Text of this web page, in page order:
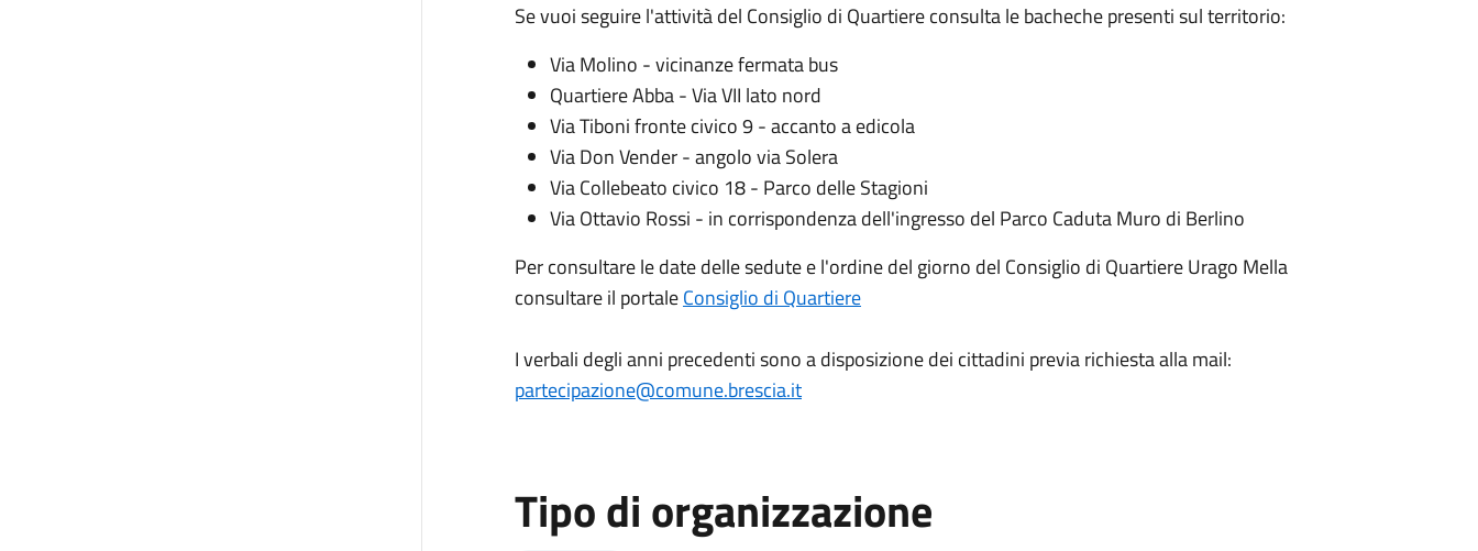
Se vuoi seguire l'attività del Consiglio di Quartiere consulta le bacheche presenti sul territorio:
​Via Molino - vicinanze fermata bus​
Quartiere Abba - Via VII lato nord​
Via Tiboni fronte civico 9 - accanto a edicola
Via Don Vender - angolo via Solera
Via Collebeato civico 18 - Parco delle Stagioni​
Via Ottavio Rossi - in corrispondenza dell'ingresso del Parco Caduta Muro di Berlino
Per consultare le date delle sedute e l'ordine del giorno del Consiglio di Quartiere Urago Mella
consultare il portaleConsiglio di Quartiere
I verbali degli anni precedenti sono a disposizione dei cittadini previa richiesta alla mail:
partecipazione@comune.brescia.it​
Tipo di organizzazione